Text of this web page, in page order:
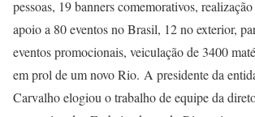
pessoas, 19 banners comemorativos,
apoio a 80 eventos no Brasil, 12 no exterior,
eventos promocionais, veiculação de 3400
em prol de um novo Rio. A presidente da
Carvalho elogiou o trabalho de equipe da